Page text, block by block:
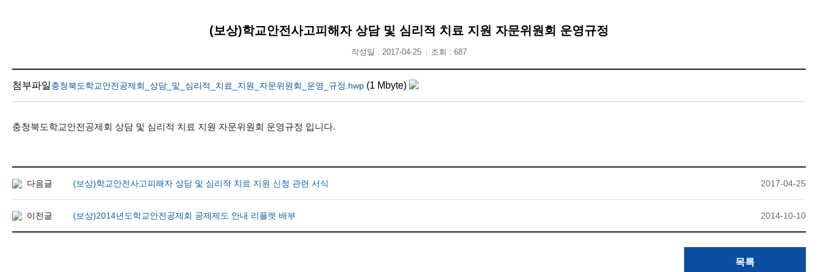
(보상)학교안전사고피해자 상담 및 심리적 치료 지원 자문위원회 운영규정
작성일 : 2017-04-25 조회 : 687
첨부파일충청북도학교안전공제회_상담_및_심리적_치료_지원_자문위원회_운영_규정.hwp (1 Mbyte)
충청북도학교안전공제회 상담 및 심리적 치료 지원 자문위원회 운영규정 입니다.
다음글 (보상)학교안전사고피해자 상담 및 심리적 치료 지원 신청 관련 서식 2017-04-25
이전글 (보상)2014년도학교안전공제회 공제제도 안내 리플렛 배부 2014-10-10
목록